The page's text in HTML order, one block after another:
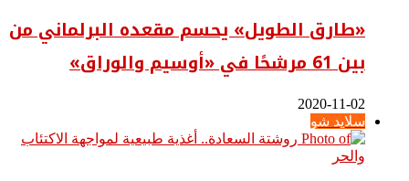
«طارق الطويل» يحسم مقعده البرلماني من
بين 61 مرشحًا في «أوسيم والوراق»
2020-11-02
سلايد شو